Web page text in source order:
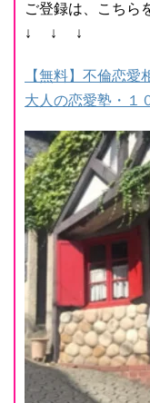
ご登録は、こちら
↓ ↓ ↓
【無料】不倫恋愛
大人の恋愛塾・１